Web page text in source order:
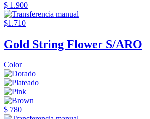
$ 1.900
$1.710
Gold String Flower S/ARO
Color
$ 780